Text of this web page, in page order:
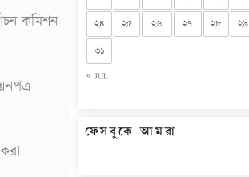
কমিশন
« JUL
২৪
২৫ ২৬ ২৭ ২৮ ২৯
৩১
ফেসবুকে আমরা